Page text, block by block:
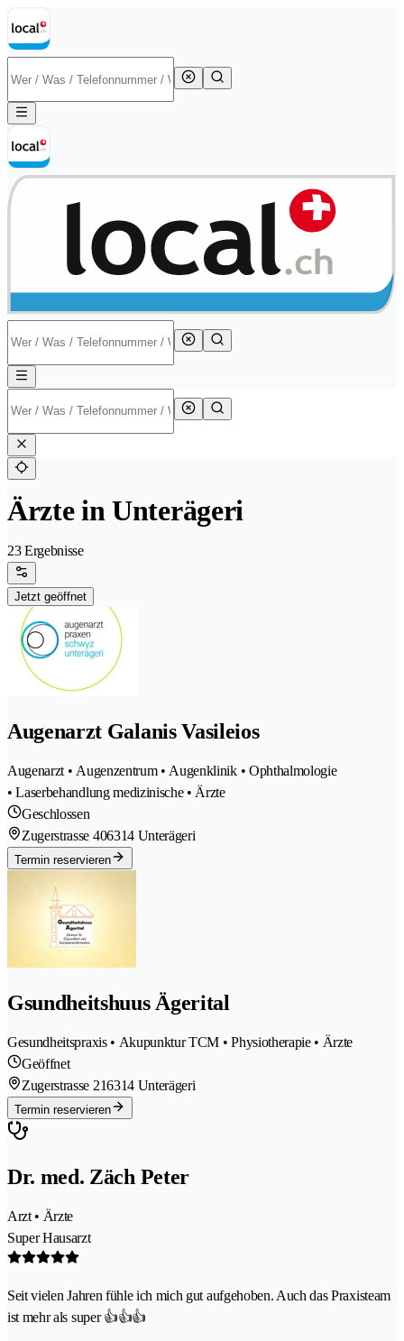
Ärzte in Unterägeri
23 Ergebnisse
Jetzt geöffnet
Augenarzt Galanis Vasileios
Augenarzt • Augenzentrum • Augenklinik • Ophthalmologie
• Laserbehandlung medizinische • Ärzte
Geschlossen
Zugerstrasse 406314 Unterägeri
Termin reservieren
Gsundheitshuus Ägerital
Gesundheitspraxis • Akupunktur TCM • Physiotherapie • Ärzte
Geöffnet
Zugerstrasse 216314 Unterägeri
Termin reservieren
Dr. med. Zäch Peter
Arzt • Ärzte
Super Hausarzt
Seit vielen Jahren fühle ich mich gut aufgehoben. Auch das Praxisteam
ist mehr als super 👍👍👍